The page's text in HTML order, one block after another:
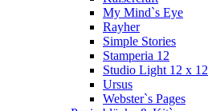
My Mind`s Eye
Rayher
Simple Stories
Stamperia 12
Studio Light 12 x 12
Ursus
Webster`s Pages